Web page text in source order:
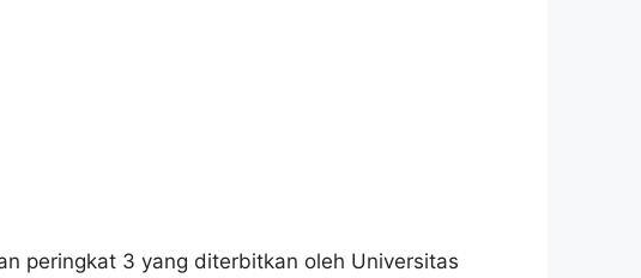
peringkat 3 yang diterbitkan oleh Universitas